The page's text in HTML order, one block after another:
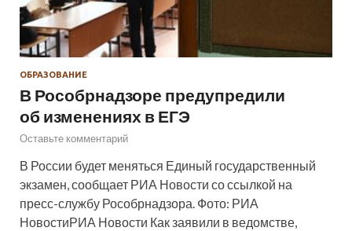
ОБРАЗОВАНИЕ
В Рособрнадзоре предупредили
об изменениях в ЕГЭ
Оставьте комментарий
В России будет меняться Единый государственный
экзамен, сообщает РИА Новости со ссылкой на
пресс-службу Рособрнадзора. Фото: РИА
НовостиРИА Новости Как заявили в ведомстве,